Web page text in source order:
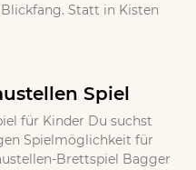
Statt in Kisten
Spiel
für Kinder Du suchst
Spielmöglichkeit für
Brettspiel Bagger